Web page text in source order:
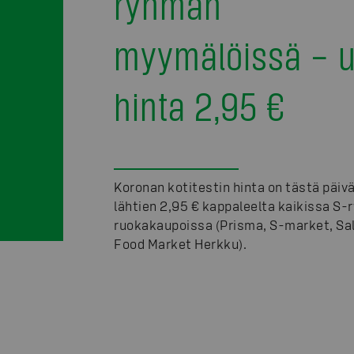
myymälöissä –
hinta 2,95 €
Koronan kotitestin hinta on tästä
lähtien 2,95 € kappaleelta kaikissa S-
ruokakaupoissa (Prisma, S-market,
Food Market Herkku).